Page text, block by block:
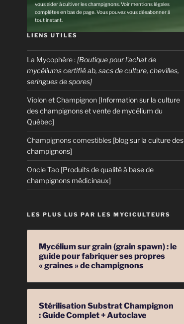
vous aider à cultiver les champignons. Voir mentions légales
complètes en bas de page. Vous pouvez vous désabonner à
tout instant.
LIENS UTILES
La Mycophère : [Boutique pour l'achat de
mycéliums certifié ab, sacs de culture, chevilles,
seringues de spores]
Violon et Champignon [Information sur la culture
des champignons et vente de mycélium du
Québec]
Champignons comestibles [blog sur la culture des
champignons]
Oncle Tao [Produits de qualité à base de
champignons médicinaux]
LES PLUS LUS PAR LES MYCICULTEURS
Mycélium sur grain (grain spawn) : le
guide pour fabriquer ses propres
« graines » de champignons
Stérilisation Substrat Champignon
: Guide Complet + Autoclave